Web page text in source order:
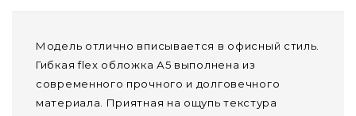
Модель отлично вписывается в офисный стиль.
Гибкая flex обложка А5 выполнена из
современного прочного и долговечного
материала. Приятная на ощупь текстура